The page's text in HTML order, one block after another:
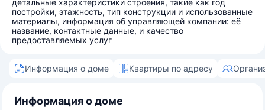
детальные характеристики строения, такие как год
постройки, этажность, тип конструкции и использованные
материалы, информация об управляющей компании: её
название, контактные данные, и качество
предоставляемых услуг
Информация о доме Квартиры по адресу
Информация о доме